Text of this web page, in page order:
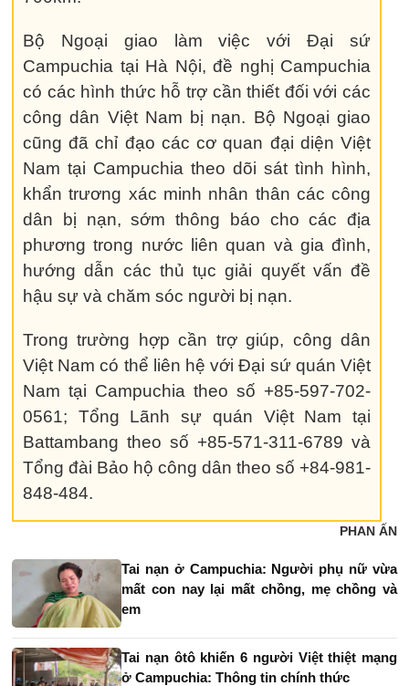
Bộ Ngoại giao làm việc với Đại sứ
Campuchia tại Hà Nội, đề nghị Campuchia
có các hình thức hỗ trợ cần thiết đối với các
công dân Việt Nam bị nạn. Bộ Ngoại giao
cũng đã chỉ đạo các cơ quan đại diện Việt
Nam tại Campuchia theo dõi sát tình hình,
khẩn trương xác minh nhân thân các công
dân bị nạn, sớm thông báo cho các địa
phương trong nước liên quan và gia đình,
hướng dẫn các thủ tục giải quyết vấn đề
hậu sự và chăm sóc người bị nạn.
Trong trường hợp cần trợ giúp, công dân
Việt Nam có thể liên hệ với Đại sứ quán Việt
Nam tại Campuchia theo số +85-597-702-
0561; Tổng Lãnh sự quán Việt Nam tại
Battambang theo số +85-571-311-6789 và
Tổng đài Bảo hộ công dân theo số +84-981-
848-484.
PHAN ẤN
Tai nạn ở Campuchia: Người phụ nữ vừa
mất con nay lại mất chồng, mẹ chồng và
em
Tai nạn ôtô khiến 6 người Việt thiệt mạng
ở Campuchia: Thông tin chính thức